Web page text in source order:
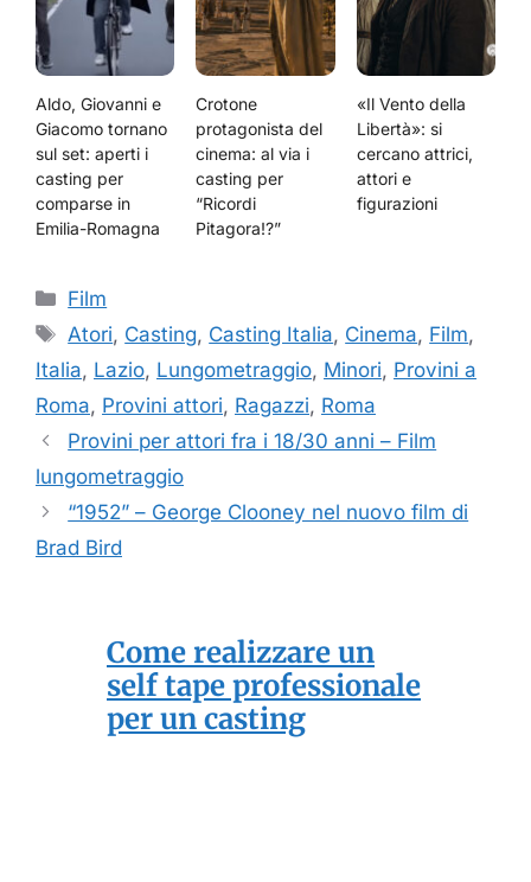
Aldo, Giovanni e
Giacomo tornano
sul set: aperti i
casting per
comparse in
Emilia-Romagna
Crotone
protagonista del
cinema: al via i
casting per
“Ricordi
Pitagora!?”
«Il Vento della
Libertà»: si
cercano attrici,
attori e
figurazioni
Categorie
Film
Tag
Atori, Casting, Casting Italia, Cinema, Film,
Italia, Lazio, Lungometraggio, Minori, Provini a
Roma, Provini attori, Ragazzi, Roma
Provini per attori fra i 18/30 anni – Film
lungometraggio
“1952” – George Clooney nel nuovo film di
Brad Bird
Come realizzare un
self tape professionale
per un casting